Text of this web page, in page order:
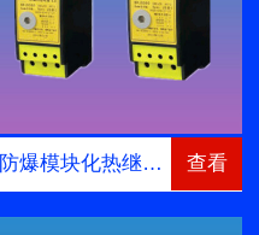
防爆模块化热继… 查看